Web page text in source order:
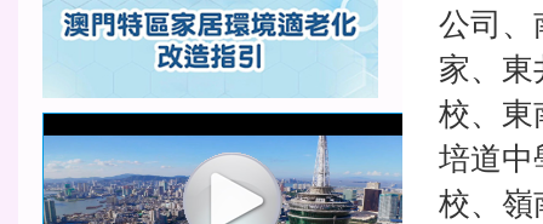
公司、
家、
校、東
培道中
校、嶺